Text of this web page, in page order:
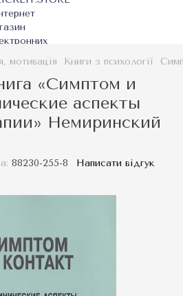
мотивація Книги з психології
«Симптом и
аспекты
Немиринский
88230-255-8 Написати відгук